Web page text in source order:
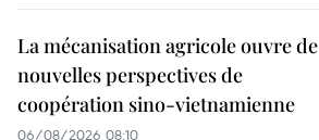
La mécanisation agricole ouvre de
nouvelles perspectives de
coopération sino-vietnamienne
06/08/2026 08:10